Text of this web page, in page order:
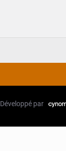
Développé par